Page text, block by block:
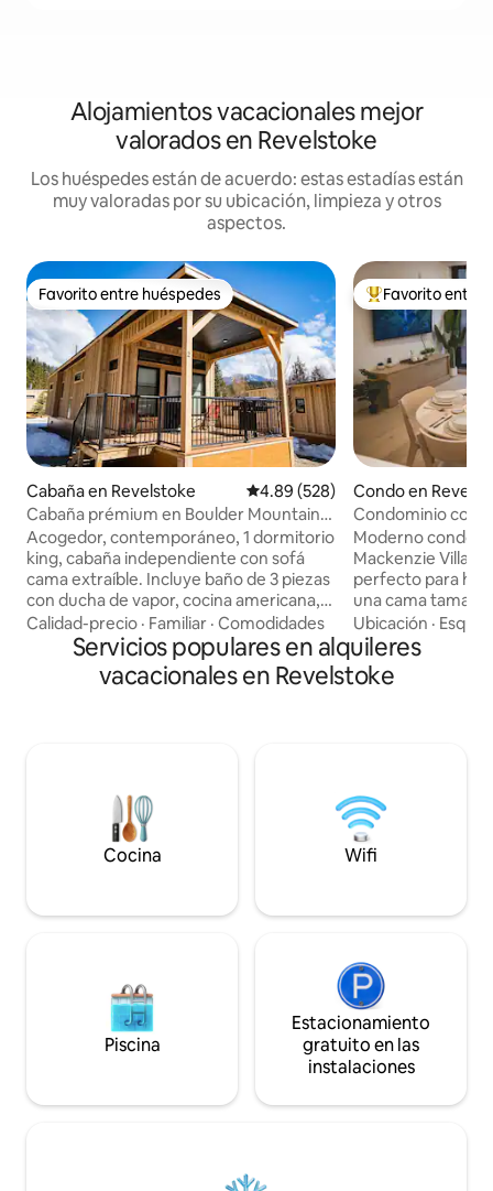
Alojamientos vacacionales mejor
valorados en Revelstoke
Los huéspedes están de acuerdo: estas estadías están
muy valoradas por su ubicación, limpieza y otros
aspectos.
Favorito entre huéspedes
Favorito entre huéspedes
Cabaña en Revelstoke Calificación promedio: 4.89 de
4.89 (528)
Cabaña prémium en Boulder Mountain
Resort
Acogedor, contemporáneo, 1 dormitorio
king, cabaña independiente con sofá
cama extraíble. Incluye baño de 3 piezas
con ducha de vapor, cocina americana,
TV de pantalla plana en cada habitación,
chimenea de gas, estacionamiento y
terraza privada. Los huéspedes podrán
acceder a una bañera de hidromasaje al
Mountain Resort, a 8 minutos en coche
del centro de Revelstoke y a segundos
de los senderos para motos de nieve.
Calidad-precio · Familiar · Comodidades
Favorito entre
Favorito entre
Condo en
Condominio con
jacuzzi en la
Moderno
Mackenzie
perfecto para
una cama
sofá cama.
ininterrumpidas a
en la suite y una
equipada. El
turístico de
espacio luminoso
de partida ideal
Ubicación · Esquí
Servicios populares en alquileres
vacacionales en Revelstoke
Cocina Wifi
Piscina
Estacionamiento
gratuito en las
instalaciones